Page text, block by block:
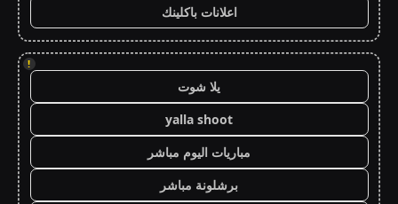
اعلانات باكلينك
!
يلا شوت
yalla shoot
مباريات اليوم مباشر
برشلونة مباشر